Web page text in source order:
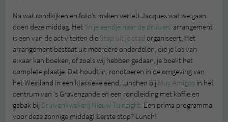
Na wat rondkijken en foto’s maken vertelt Jacques wat we gaan
doen deze middag. Het ‘In je eendje naar de druiven’ arrangement
is een van de activiteiten die Stap uit je stad organiseert. Het
arrangement bestaat uit meerdere onderdelen, die je los van
elkaar kan boeken, of zoals wij hebben gedaan, je boekt het
complete plaatje. Dat houdt in: rondtoeren in de omgeving van
het Westland in een klassieke eend, lunchen bij Muy Amigos in het
centrum van ‘s Gravenzande en een rondleiding met koffie en
gebak bij Druivenkwekerij Nieuw Tuinzight. Een prima programma
voor deze zonnige middag! Eerste stop? Lunch!